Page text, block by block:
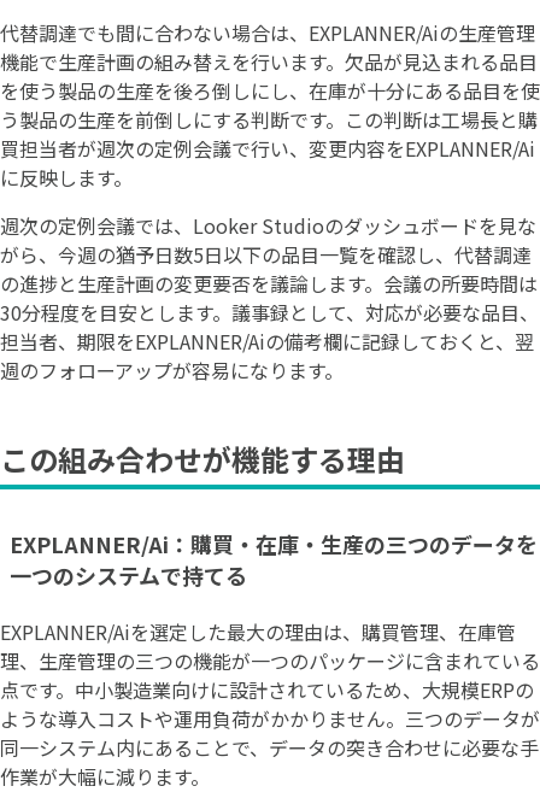
代替調達でも間に合わない場合は、EXPLANNER/Aiの生産管理
機能で生産計画の組み替えを行います。欠品が見込まれる品目
を使う製品の生産を後ろ倒しにし、在庫が十分にある品目を使
う製品の生産を前倒しにする判断です。この判断は工場長と購
買担当者が週次の定例会議で行い、変更内容をEXPLANNER/Ai
に反映します。
週次の定例会議では、Looker Studioのダッシュボードを見な
がら、今週の猶予日数5日以下の品目一覧を確認し、代替調達
の進捗と生産計画の変更要否を議論します。会議の所要時間は
30分程度を目安とします。議事録として、対応が必要な品目、
担当者、期限をEXPLANNER/Aiの備考欄に記録しておくと、翌
週のフォローアップが容易になります。
この組み合わせが機能する理由
EXPLANNER/Ai：購買・在庫・生産の三つのデータを
一つのシステムで持てる
EXPLANNER/Aiを選定した最大の理由は、購買管理、在庫管
理、生産管理の三つの機能が一つのパッケージに含まれている
点です。中小製造業向けに設計されているため、大規模ERPの
ような導入コストや運用負荷がかかりません。三つのデータが
同一システム内にあることで、データの突き合わせに必要な手
作業が大幅に減ります。